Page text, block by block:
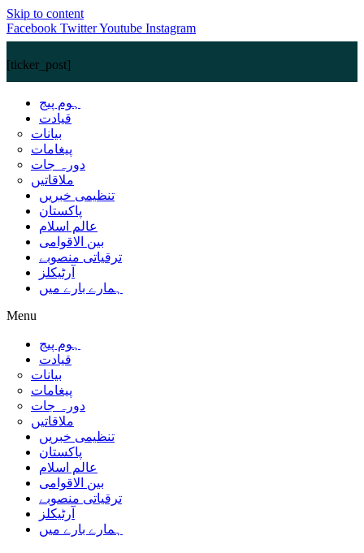
Skip to content
Facebook TwitterYoutube Instagram
[ticker_post]
ہوم پیج
قیادت
بیانات
پیغامات
دورہ جات
ملاقاتیں
تنظیمی خبریں
پاکستان
عالم اسلام
بین الاقوامی
ترقیاتی منصوبے
آرٹیکلز
ہمارے بارے میں
Menu
ہوم پیج
قیادت
بیانات
پیغامات
دورہ جات
ملاقاتیں
تنظیمی خبریں
پاکستان
عالم اسلام
بین الاقوامی
ترقیاتی منصوبے
آرٹیکلز
ہمارے بارے میں